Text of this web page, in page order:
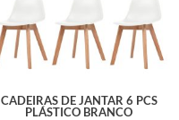
CADEIRAS DE JANTAR 6 PCS
PLÁSTICO BRANCO